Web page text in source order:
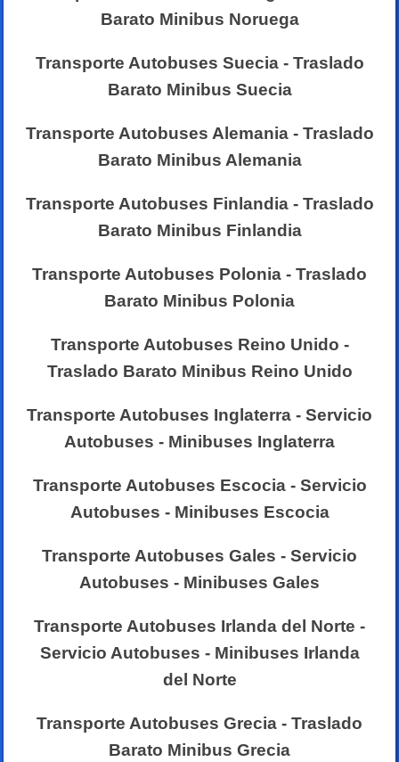
Barato Minibus Noruega
Transporte Autobuses Suecia - Traslado
Barato Minibus Suecia
Transporte Autobuses Alemania - Traslado
Barato Minibus Alemania
Transporte Autobuses Finlandia - Traslado
Barato Minibus Finlandia
Transporte Autobuses Polonia - Traslado
Barato Minibus Polonia
Transporte Autobuses Reino Unido -
Traslado Barato Minibus Reino Unido
Transporte Autobuses Inglaterra - Servicio
Autobuses - Minibuses Inglaterra
Transporte Autobuses Escocia - Servicio
Autobuses - Minibuses Escocia
Transporte Autobuses Gales - Servicio
Autobuses - Minibuses Gales
Transporte Autobuses Irlanda del Norte -
Servicio Autobuses - Minibuses Irlanda
del Norte
Transporte Autobuses Grecia - Traslado
Barato Minibus Grecia